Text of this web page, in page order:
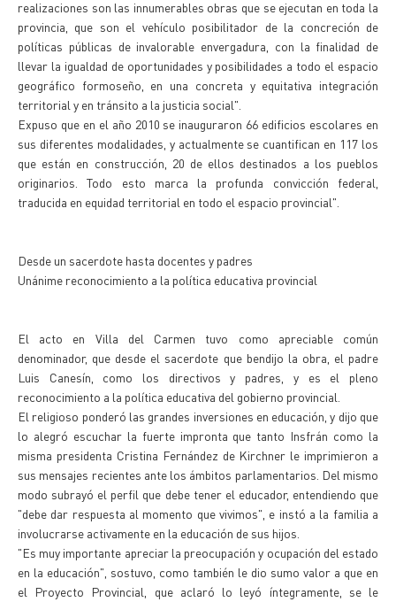
realizaciones son las innumerables obras que se ejecutan en toda la
provincia, que son el vehículo posibilitador de la concreción de
políticas públicas de invalorable envergadura, con la finalidad de
llevar la igualdad de oportunidades y posibilidades a todo el espacio
geográfico formoseño, en una concreta y equitativa integración
territorial y en tránsito a la justicia social".
Expuso que en el año 2010 se inauguraron 66 edificios escolares en
sus diferentes modalidades, y actualmente se cuantifican en 117 los
que están en construcción, 20 de ellos destinados a los pueblos
originarios. Todo esto marca la profunda convicción federal,
traducida en equidad territorial en todo el espacio provincial".
Desde un sacerdote hasta docentes y padres
Unánime reconocimiento a la política educativa provincial
El acto en Villa del Carmen tuvo como apreciable común
denominador, que desde el sacerdote que bendijo la obra, el padre
Luis Canesín, como los directivos y padres, y es el pleno
reconocimiento a la política educativa del gobierno provincial.
El religioso ponderó las grandes inversiones en educación, y dijo que
lo alegró escuchar la fuerte impronta que tanto Insfrán como la
misma presidenta Cristina Fernández de Kirchner le imprimieron a
sus mensajes recientes ante los ámbitos parlamentarios. Del mismo
modo subrayó el perfil que debe tener el educador, entendiendo que
"debe dar respuesta al momento que vivimos", e instó a la familia a
involucrarse activamente en la educación de sus hijos.
"Es muy importante apreciar la preocupación y ocupación del estado
en la educación", sostuvo, como también le dio sumo valor a que en
el Proyecto Provincial, que aclaró lo leyó íntegramente, se le